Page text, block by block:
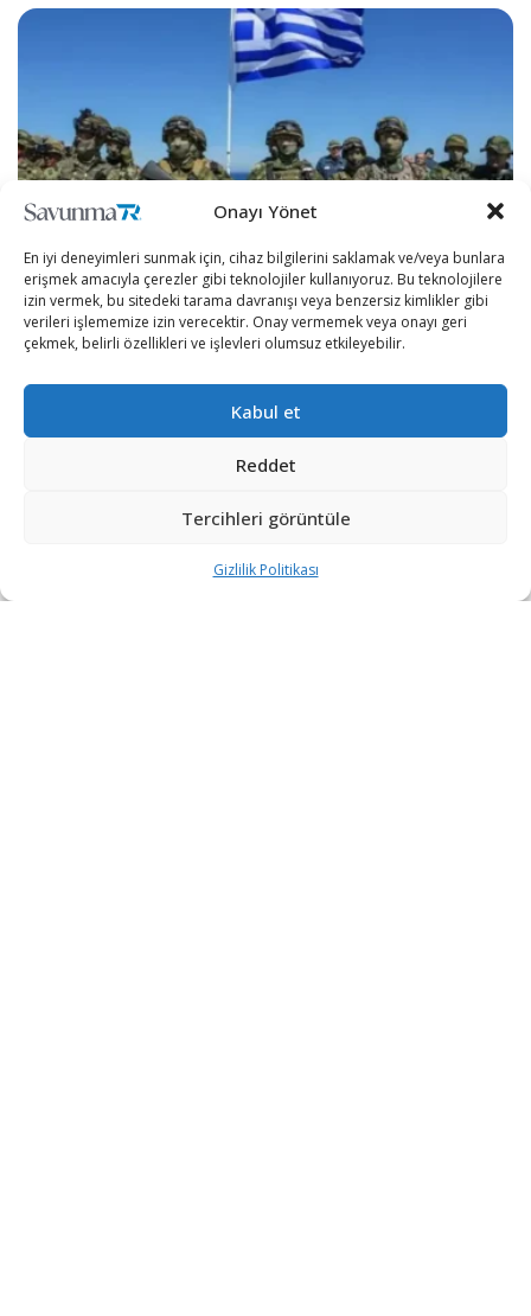
Onayı Yönet
En iyi deneyimleri sunmak için, cihaz bilgilerini saklamak ve/veya bunlara
erişmek amacıyla çerezler gibi teknolojiler kullanıyoruz. Bu teknolojilere
izin vermek, bu sitedeki tarama davranışı veya benzersiz kimlikler gibi
verileri işlememize izin verecektir. Onay vermemek veya onayı geri
çekmek, belirli özellikleri ve işlevleri olumsuz etkileyebilir.
Kabul et
Reddet
Tercihleri görüntüle
Gizlilik Politikası
Yunanistan, Adalar Denizi’ndeki Stratejik Adalarda
Savunma Hazırlıklarını Hızlandırıyor
YAZAN KÜBRA DEMIRBAŞ 1 HAFTA ÖNCE 0
Denizi (Ege) ile Meriç bölgesindeki savunma kapasitesini
artırmaya yönelik yeni adımlar atıyor....
Osman Gazi, 30 Ağustos Zafer Bayramı’nda
uğurlanıyor